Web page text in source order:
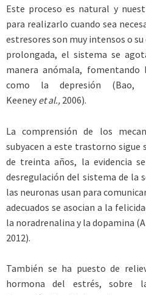
Este proceso es natural y
para realizarlo cuando sea
estresores son muy intensos o
prolongada, el sistema se
manera anómala, fomentando
como la depresión (Bao,
Keeney et al., 2006).
La comprensión de los
subyacen a este trastorno sigue
de treinta años, la evidencia
desregulación del sistema de la
las neuronas usan para
adecuados se asocian a la
la noradrenalina y la dopamina
2012).
También se ha puesto de
hormona del estrés, sobre